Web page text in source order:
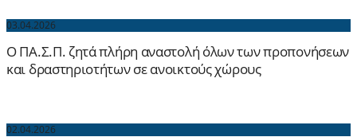
03.04.2026
Ο ΠΑ.Σ.Π. ζητά πλήρη αναστολή όλων των προπονήσεων
και δραστηριοτήτων σε ανοικτούς χώρους
02.04.2026